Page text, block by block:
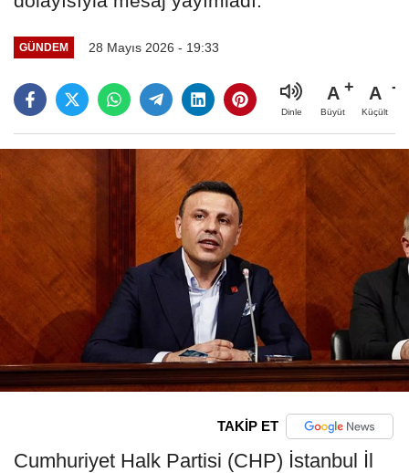
GÜNDEM 28 Mayıs 2026 - 19:33
Dinle
A
Büyüt
A
Küçült
TAKİP ET
Cumhuriyet Halk Partisi (CHP) İstanbul İl